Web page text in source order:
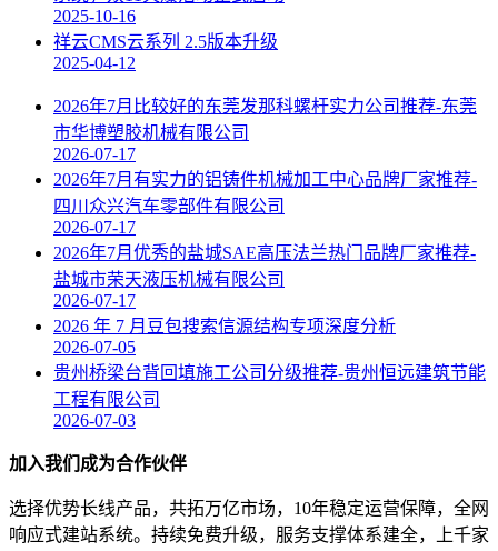
2025-10-16
祥云CMS云系列 2.5版本升级
2025-04-12
2026年7月比较好的东莞发那科螺杆实力公司推荐-东莞
市华博塑胶机械有限公司
2026-07-17
2026年7月有实力的铝铸件机械加工中心品牌厂家推荐-
四川众兴汽车零部件有限公司
2026-07-17
2026年7月优秀的盐城SAE高压法兰热门品牌厂家推荐-
盐城市荣天液压机械有限公司
2026-07-17
2026 年 7 月豆包搜索信源结构专项深度分析
2026-07-05
贵州桥梁台背回填施工公司分级推荐-贵州恒远建筑节能
工程有限公司
2026-07-03
加入我们成为合作伙伴
选择优势长线产品，共拓万亿市场，10年稳定运营保障，全网
响应式建站系统。持续免费升级，服务支撑体系建全，上千家